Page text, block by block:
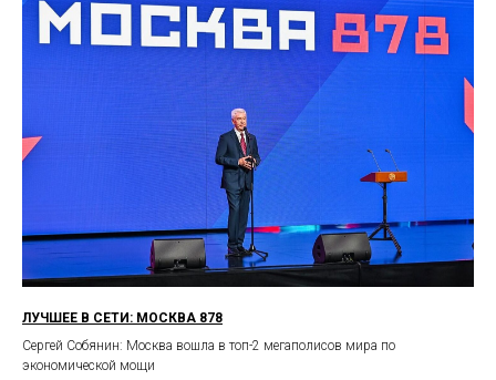
ЛУЧШЕЕ В СЕТИ: МОСКВА 878
Сергей Собянин: Москва вошла в топ-2 мегаполисов мира по
экономической мощи